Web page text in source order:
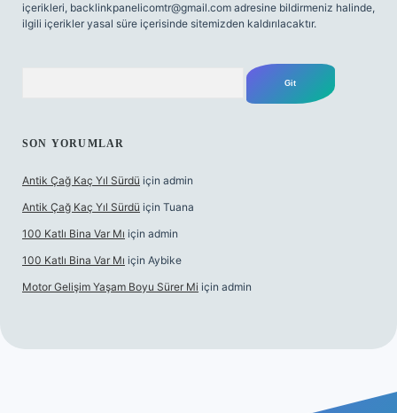
içerikleri, backlinkpanelicomtr@gmail.com adresine bildirmeniz halinde,
ilgili içerikler yasal süre içerisinde sitemizden kaldırılacaktır.
SON YORUMLAR
Antik Çağ Kaç Yıl Sürdü için admin
Antik Çağ Kaç Yıl Sürdü için Tuana
100 Katlı Bina Var Mı için admin
100 Katlı Bina Var Mı için Aybike
Motor Gelişim Yaşam Boyu Sürer Mi için admin